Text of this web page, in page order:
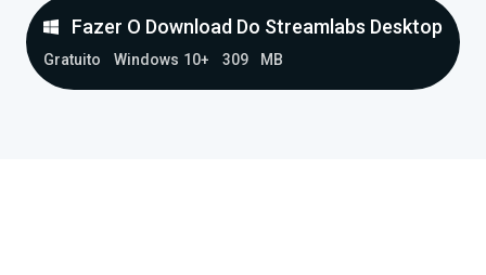
Fazer O Download Do Streamlabs Desktop
Gratuito Windows 10+ 309 MB